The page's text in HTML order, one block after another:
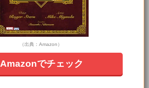
（出典：Amazon）
Amazonでチェック